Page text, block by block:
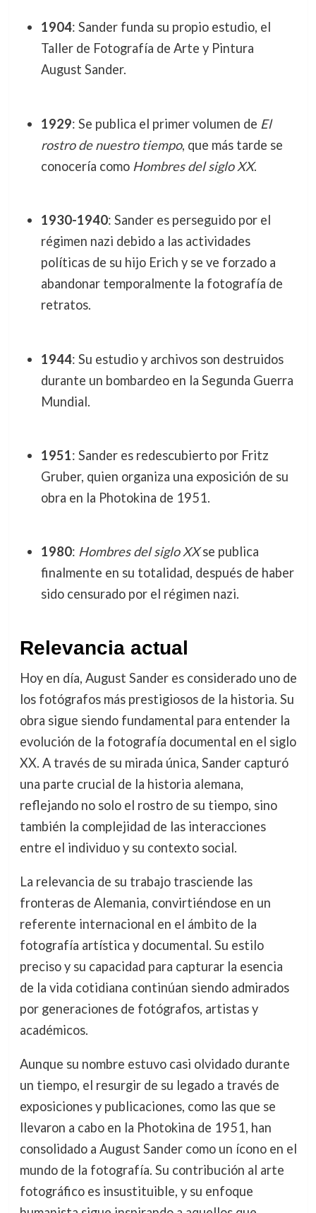
1904: Sander funda su propio estudio, el
Taller de Fotografía de Arte y Pintura
August Sander.
1929: Se publica el primer volumen de El
rostro de nuestro tiempo, que más tarde se
conocería como Hombres del siglo XX.
1930-1940: Sander es perseguido por el
régimen nazi debido a las actividades
políticas de su hijo Erich y se ve forzado a
abandonar temporalmente la fotografía de
retratos.
1944: Su estudio y archivos son destruidos
durante un bombardeo en la Segunda Guerra
Mundial.
1951: Sander es redescubierto por Fritz
Gruber, quien organiza una exposición de su
obra en la Photokina de 1951.
1980: Hombres del siglo XXse publica
finalmente en su totalidad, después de haber
sido censurado por el régimen nazi.
Relevancia actual
Hoy en día, August Sander es considerado uno de
los fotógrafos más prestigiosos de la historia. Su
obra sigue siendo fundamental para entender la
evolución de la fotografía documental en el siglo
XX. A través de su mirada única, Sander capturó
una parte crucial de la historia alemana,
reflejando no solo el rostro de su tiempo, sino
también la complejidad de las interacciones
entre el individuo y su contexto social.
La relevancia de su trabajo trasciende las
fronteras de Alemania, convirtiéndose en un
referente internacional en el ámbito de la
fotografía artística y documental. Su estilo
preciso y su capacidad para capturar la esencia
de la vida cotidiana continúan siendo admirados
por generaciones de fotógrafos, artistas y
académicos.
Aunque su nombre estuvo casi olvidado durante
un tiempo, el resurgir de su legado a través de
exposiciones y publicaciones, como las que se
llevaron a cabo en la Photokina de 1951, han
consolidado a August Sander como un ícono en el
mundo de la fotografía. Su contribución al arte
fotográfico es insustituible, y su enfoque